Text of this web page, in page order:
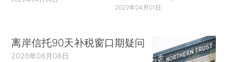
2022年04月01日
离岸信托90天补税窗口期疑问
2026年08月08日